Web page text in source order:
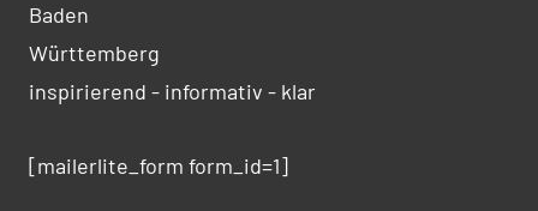
Baden
Württemberg
inspirierend - informativ - klar
[mailerlite_form form_id=1]